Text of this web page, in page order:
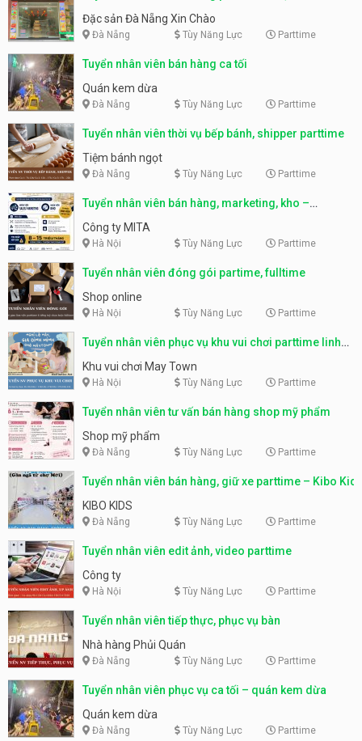
Nẵng
Đặc sản Đà Nẵng Xin Chào
Đà Nẵng Tùy Năng Lực Parttime
Tuyển nhân viên bán hàng ca tối
Quán kem dừa
Đà Nẵng Tùy Năng Lực Parttime
Tuyển nhân viên thời vụ bếp bánh, shipper parttime
Tiệm bánh ngọt
Đà Nẵng Tùy Năng Lực Parttime
Tuyển nhân viên bán hàng, marketing, kho –
parttime, fulltime
Công ty MITA
Hà Nội Tùy Năng Lực Parttime
Tuyển nhân viên đóng gói partime, fulltime
Shop online
Hà Nội Tùy Năng Lực Parttime
Tuyển nhân viên phục vụ khu vui chơi parttime linh
động
Khu vui chơi May Town
Hà Nội Tùy Năng Lực Parttime
Tuyển nhân viên tư vấn bán hàng shop mỹ phẩm
Shop mỹ phẩm
Đà Nẵng Tùy Năng Lực Parttime
Tuyển nhân viên bán hàng, giữ xe parttime – Kibo Kid
KIBO KIDS
Đà Nẵng Tùy Năng Lực Parttime
Tuyển nhân viên edit ảnh, video parttime
Công ty
Hà Nội Tùy Năng Lực Parttime
Tuyển nhân viên tiếp thực, phục vụ bàn
Nhà hàng Phủi Quán
Đà Nẵng Tùy Năng Lực Parttime
Tuyển nhân viên phục vụ ca tối – quán kem dừa
Quán kem dừa
Đà Nẵng Tùy Năng Lực Parttime